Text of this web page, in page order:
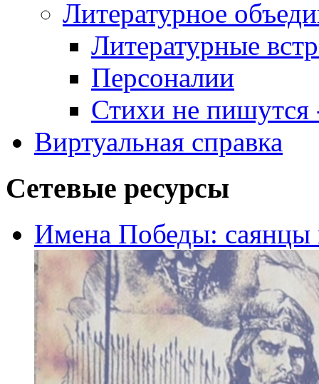
Литературное
Литературные
Персоналии
Стихи не пишутся
Виртуальная справка
Сетевые ресурсы
Имена Победы: саянцы